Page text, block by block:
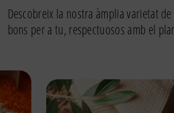
Descobreix la nostra àmplia varietat
bons per a tu, respectuosos amb el